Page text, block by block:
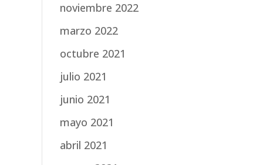
noviembre 2022
marzo 2022
octubre 2021
julio 2021
junio 2021
mayo 2021
abril 2021